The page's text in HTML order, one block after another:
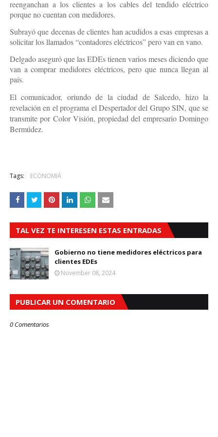
reenganchan a los clientes a los cables del tendido eléctrico
porque no cuentan con medidores.
Subrayó que decenas de clientes han acudidos a esas empresas a
solicitar los llamados “contadores eléctricos” pero van en vano.
Delgado aseguró que las EDEs tienen varios meses diciendo que
van a comprar medidores eléctricos, pero que nunca llegan al
país.
El comunicador, oriundo de la ciudad de Salcedo, hizo la
revelación en el programa el Despertador del Grupo SIN, que se
transmite por Color Visión, propiedad del empresario Domingo
Bermúdez.
Tags: ECONOMIÁ
TAL VEZ TE INTERESEN ESTAS ENTRADAS
Gobierno no tiene medidores eléctricos para
clientes EDEs
November 08, 2024
PUBLICAR UN COMENTARIO
0 Comentarios